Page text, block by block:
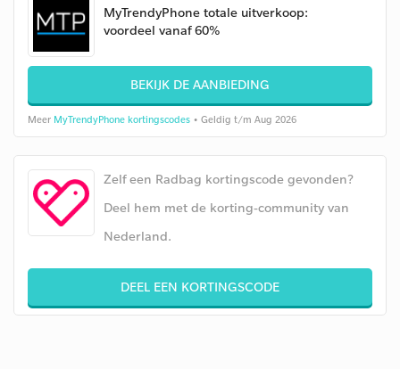
MyTrendyPhone totale uitverkoop:
voordeel vanaf 60%
BEKIJK DE AANBIEDING
Meer MyTrendyPhone kortingscodes • Geldig t/m Aug 2026
Zelf een Radbag kortingscode gevonden?
Deel hem met de korting-community van
Nederland.
DEEL EEN KORTINGSCODE